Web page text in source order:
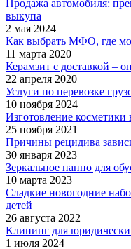
Продажа автомобиля:
выкупа
2 мая 2024
Как выбрать МФО, где
11 марта 2020
Керамзит с доставкой –
22 апреля 2020
Услуги по перевозке
10 ноября 2024
Изготовление косметики
25 ноября 2021
Причины рецидива
30 января 2023
Зеркальное панно для
10 марта 2023
Сладкие новогодние
детей
26 августа 2022
Клининг для
1 июля 2024